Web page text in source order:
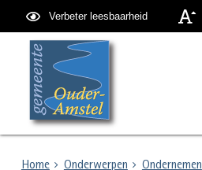
Verbeter leesbaarheid
Home Onderwerpen Ondernemen